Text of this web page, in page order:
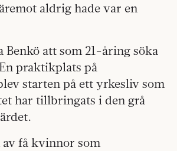
aldrig hade var en
Benkö att som 21-åring söka
praktikplats på
starten på ett yrkesliv som
har tillbringats i den grå
av få kvinnor som